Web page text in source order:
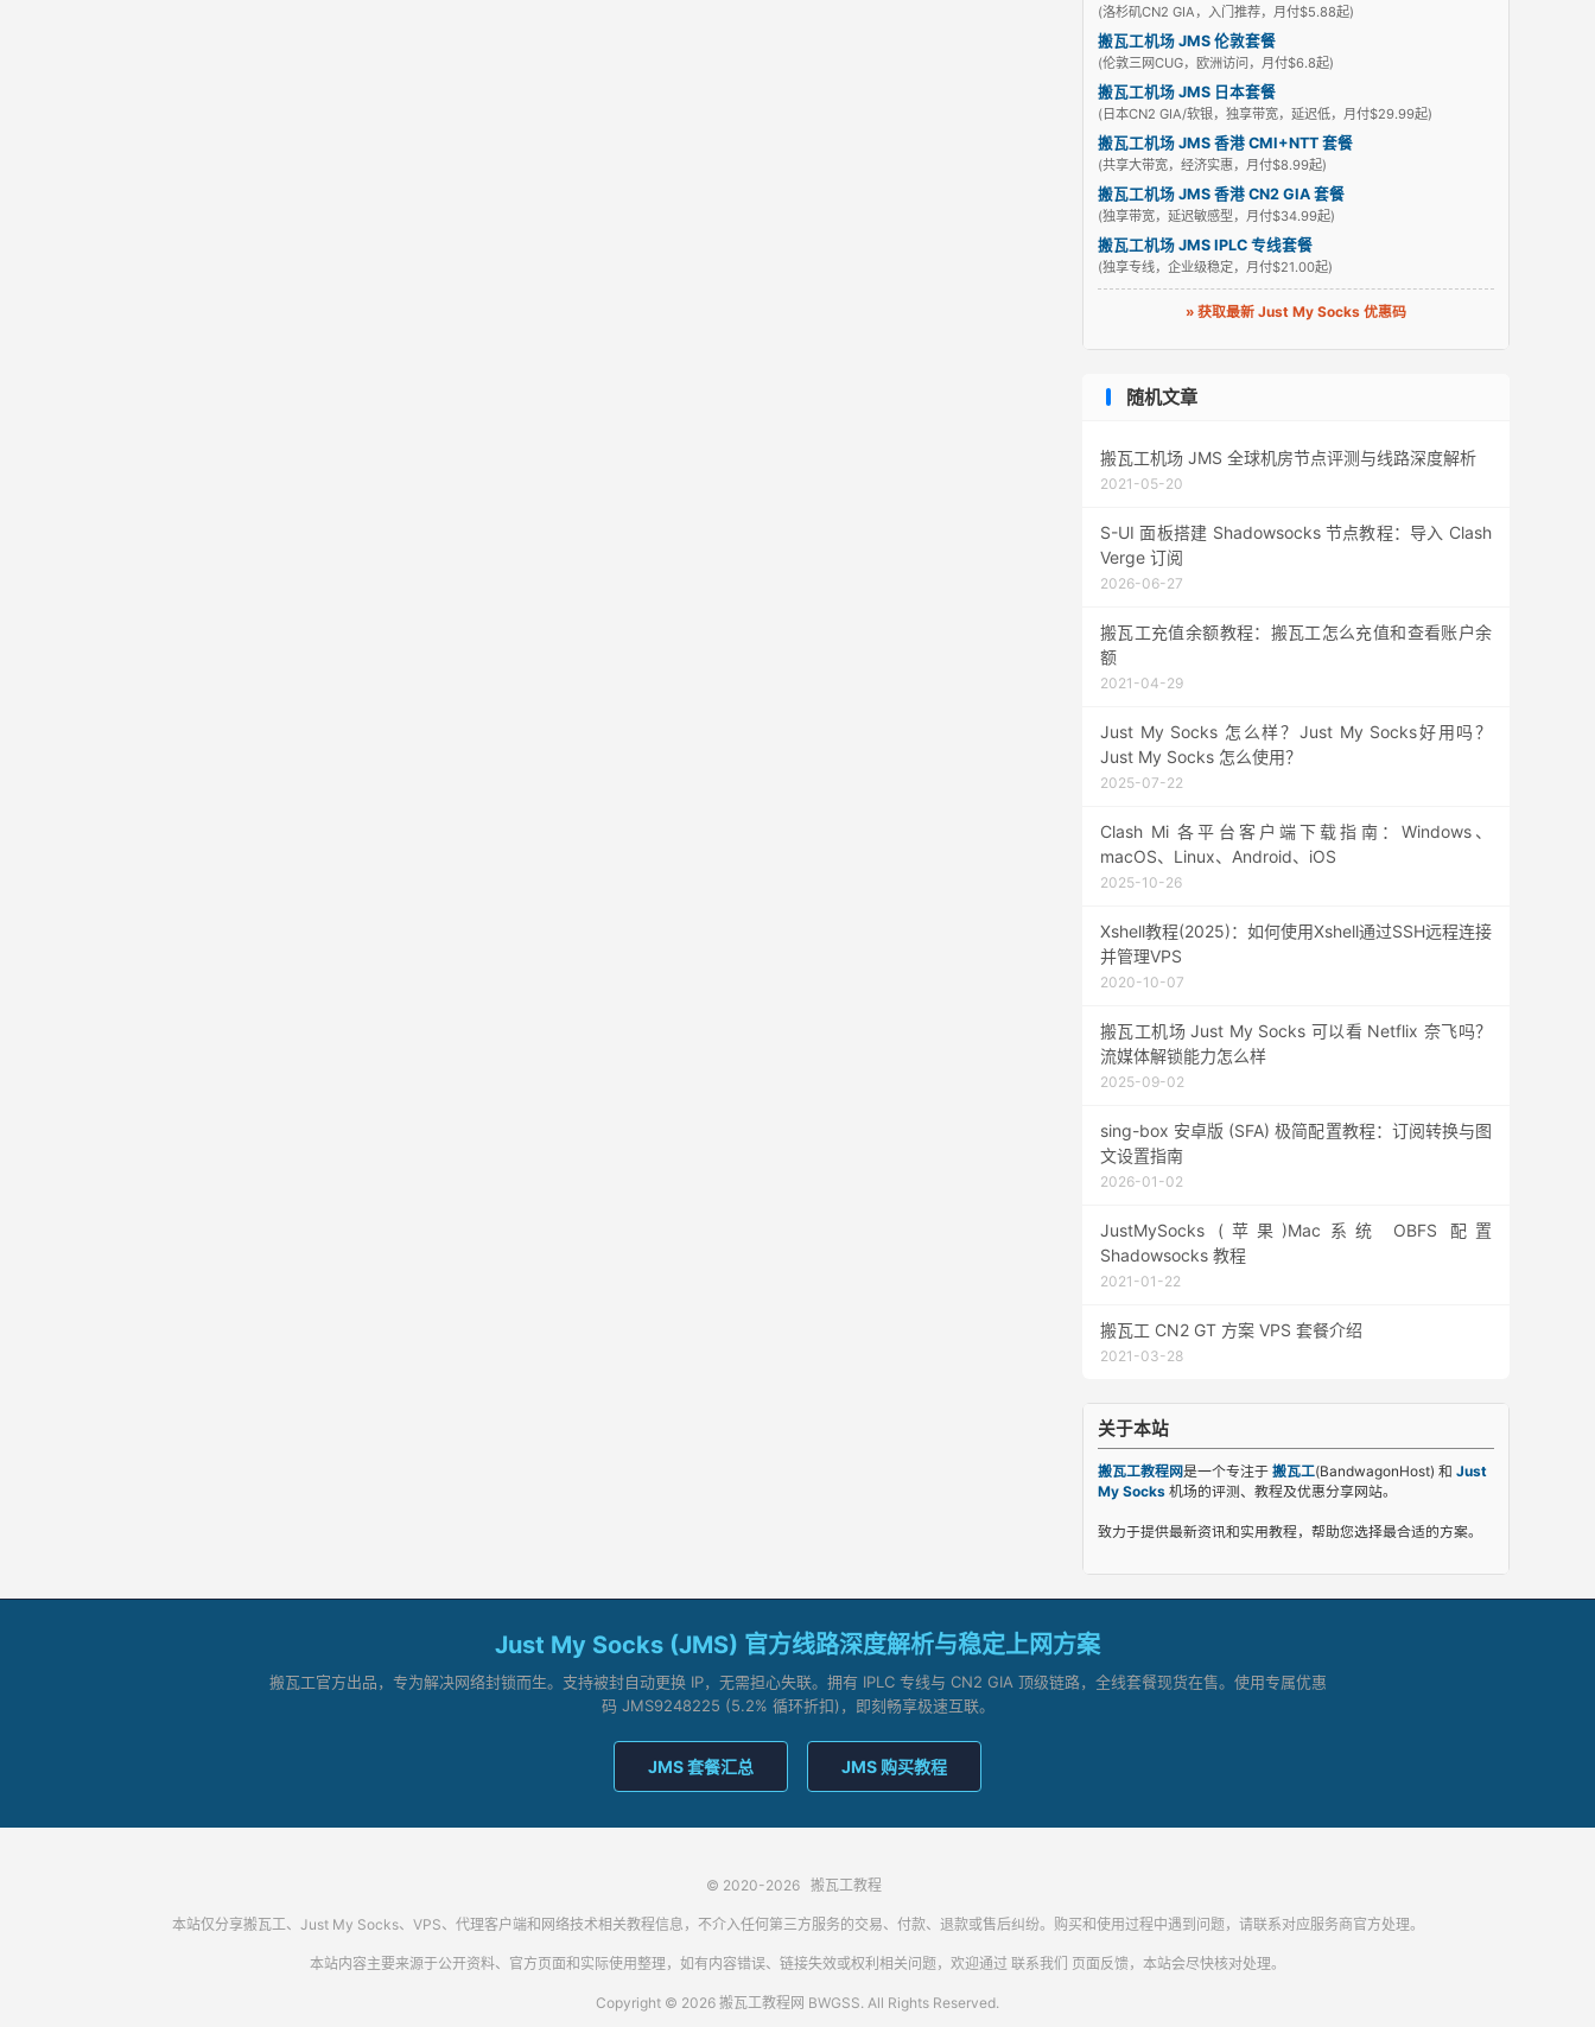
(洛杉矶CN2 GIA，入门推荐，月付$5.88起)
搬瓦工机场 JMS 伦敦套餐
(伦敦三网CUG，欧洲访问，月付$6.8起)
搬瓦工机场 JMS 日本套餐
(日本CN2 GIA/软银，独享带宽，延迟低，月付$29.99起)
搬瓦工机场 JMS 香港 CMI+NTT 套餐
(共享大带宽，经济实惠，月付$8.99起)
搬瓦工机场 JMS 香港 CN2 GIA 套餐
(独享带宽，延迟敏感型，月付$34.99起)
搬瓦工机场 JMS IPLC 专线套餐
(独享专线，企业级稳定，月付$21.00起)
» 获取最新 Just My Socks 优惠码
随机文章
搬瓦工机场 JMS 全球机房节点评测与线路深度解析
2021-05-20
S-UI 面板搭建 Shadowsocks 节点教程：导入 Clash
Verge 订阅
2026-06-27
搬瓦工充值余额教程：搬瓦工怎么充值和查看账户余
额
2021-04-29
Just My Socks 怎么样？Just My Socks好用吗？
Just My Socks 怎么使用？
2025-07-22
Clash Mi 各平台客户端下载指南：Windows、
macOS、Linux、Android、iOS
2025-10-26
Xshell教程(2025)：如何使用Xshell通过SSH远程连接
并管理VPS
2020-10-07
搬瓦工机场 Just My Socks 可以看 Netflix 奈飞吗？
流媒体解锁能力怎么样
2025-09-02
sing-box 安卓版 (SFA) 极简配置教程：订阅转换与图
文设置指南
2026-01-02
JustMySocks (苹果)Mac系统 OBFS 配置
Shadowsocks 教程
2021-01-22
搬瓦工 CN2 GT 方案 VPS 套餐介绍
2021-03-28
关于本站
搬瓦工教程网是一个专注于 搬瓦工(BandwagonHost) 和 Just
My Socks 机场的评测、教程及优惠分享网站。
致力于提供最新资讯和实用教程，帮助您选择最合适的方案。
Just My Socks (JMS) 官方线路深度解析与稳定上网方案
搬瓦工官方出品，专为解决网络封锁而生。支持被封自动更换 IP，无需担心失联。拥有 IPLC 专线与 CN2 GIA 顶级链路，全线套餐现货在售。使用专属优惠
码 JMS9248225 (5.2% 循环折扣)，即刻畅享极速互联。
JMS 套餐汇总 JMS 购买教程
© 2020-2026 搬瓦工教程
本站仅分享搬瓦工、Just My Socks、VPS、代理客户端和网络技术相关教程信息，不介入任何第三方服务的交易、付款、退款或售后纠纷。购买和使用过程中遇到问题，请联系对应服务商官方处理。
本站内容主要来源于公开资料、官方页面和实际使用整理，如有内容错误、链接失效或权利相关问题，欢迎通过 联系我们 页面反馈，本站会尽快核对处理。
Copyright © 2026 搬瓦工教程网 BWGSS. All Rights Reserved.